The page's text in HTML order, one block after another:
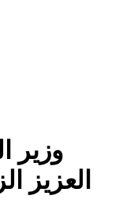
وزير
العزيز